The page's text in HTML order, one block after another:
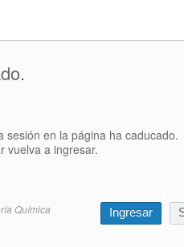
sesión en la página ha caducado.
vuelva a ingresar.
Química Ingresar